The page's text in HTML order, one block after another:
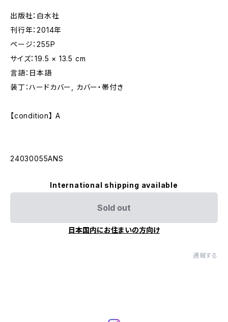
出版社：白水社
刊行年：2014年
ページ：255P
サイズ：19.5 × 13.5 cm
言語：日本語
装丁：ハードカバー, カバー・帯付き
【condition】 A
24030055ANS
International shipping available
Sold out
日本国内にお住まいの方向け
通報する